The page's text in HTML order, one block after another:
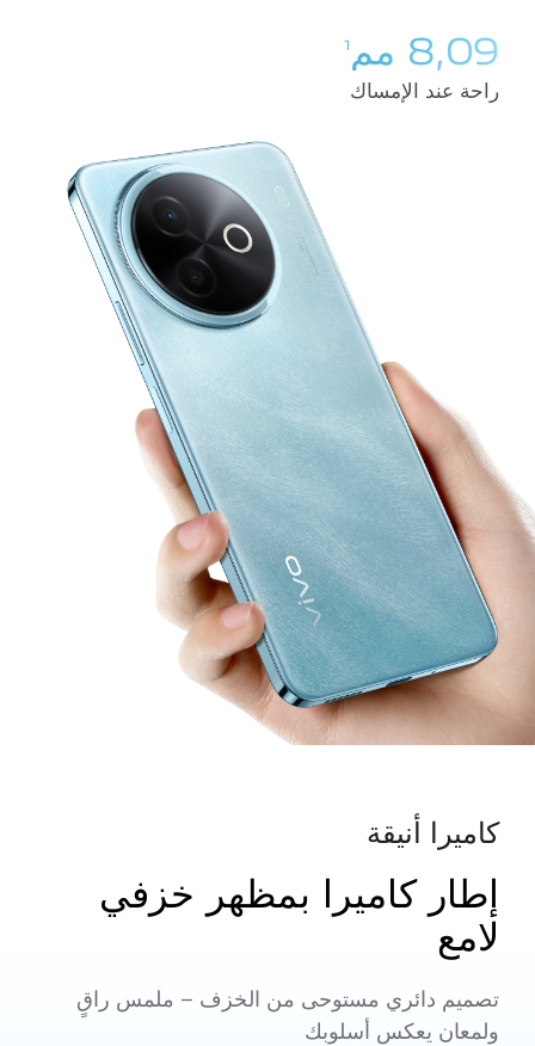
8,09 مم 1
راحة عند الإمساك
كاميرا أنيقة
إطار كاميرا بمظهر خزفي
لامع
تصميم دائري مستوحى من الخزف – ملمس راقٍ
ولمعان يعكس أسلوبك